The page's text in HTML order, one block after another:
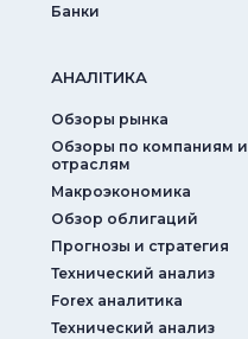
Банки
АНАЛIТИКА
Обзоры рынка
Обзоры по компаниям и
отраслям
Макроэкономика
Обзор облигаций
Прогнозы и стратегия
Технический анализ
Forex аналитика
Технический анализ